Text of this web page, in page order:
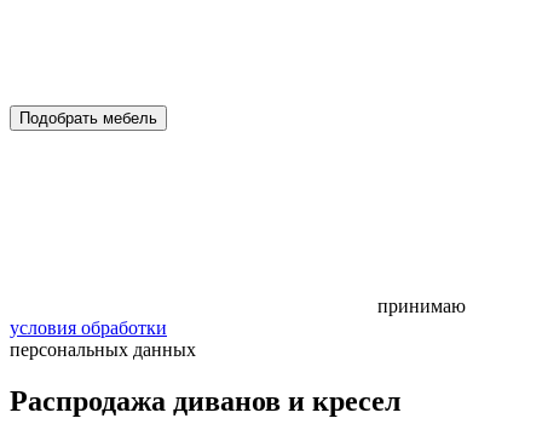
Подобрать мебель
принимаю
условия обработки
персональных данных
Распродажа диванов и кресел